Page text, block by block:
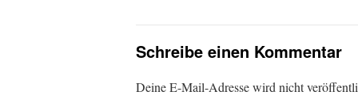
Schreibe einen Kommentar
Deine E-Mail-Adresse wird nicht